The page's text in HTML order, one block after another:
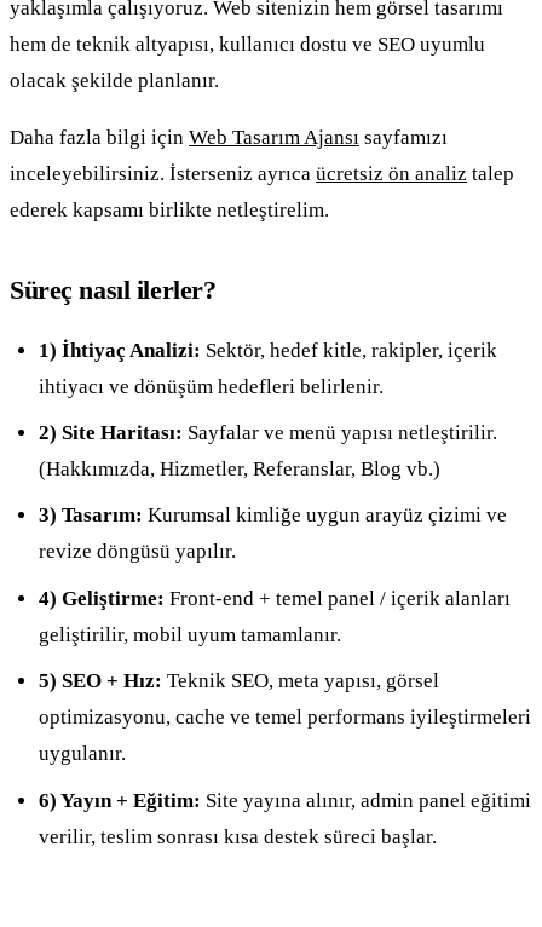
yaklaşımla çalışıyoruz. Web sitenizin hem görsel tasarımı
hem de teknik altyapısı, kullanıcı dostu ve SEO uyumlu
olacak şekilde planlanır.
Daha fazla bilgi için Web Tasarım Ajansı sayfamızı
inceleyebilirsiniz. İsterseniz ayrıca ücretsiz ön analiz talep
ederek kapsamı birlikte netleştirelim.
Süreç nasıl ilerler?
1) İhtiyaç Analizi: Sektör, hedef kitle, rakipler, içerik
ihtiyacı ve dönüşüm hedefleri belirlenir.
2) Site Haritası: Sayfalar ve menü yapısı netleştirilir.
(Hakkımızda, Hizmetler, Referanslar, Blog vb.)
3) Tasarım: Kurumsal kimliğe uygun arayüz çizimi ve
revize döngüsü yapılır.
4) Geliştirme: Front-end + temel panel / içerik alanları
geliştirilir, mobil uyum tamamlanır.
5) SEO + Hız: Teknik SEO, meta yapısı, görsel
optimizasyonu, cache ve temel performans iyileştirmeleri
uygulanır.
6) Yayın + Eğitim: Site yayına alınır, admin panel eğitimi
verilir, teslim sonrası kısa destek süreci başlar.